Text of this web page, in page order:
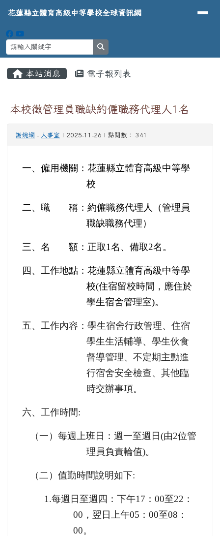
花蓮縣立體育高級中等學校全球資
導覽列
花蓮縣立體育高級中等學校全球資訊網
本站消息 電子報列表
本校徵管理員職缺約僱職務代理人1名
謝婉嫻 - 人事室 | 2025-11-26 | 點閱數： 341
一、僱用機關：花蓮縣立體育高級中等學
校
二、職 稱：約僱職務代理人（管理員
職缺職務代理）
三、名 額：正取1名、備取2名。
四、工作地點：花蓮縣立體育高級中等學
校(住宿留校時間，應住於
學生宿舍管理室)。
五、工作內容：學生宿舍行政管理、住宿
學生生活輔導、學生伙食
督導管理、不定期主動進
行宿舍安全檢查、其他臨
時交辦事項。
六、工作時間:
（一）每週上班日：週一至週日(由2位管
理員負責輪值)。
（二）值勤時間說明如下:
1.每週日至週四：下午17 ： 00至22 ：
00 ，翌日上午05 ： 00至08 ：
00。